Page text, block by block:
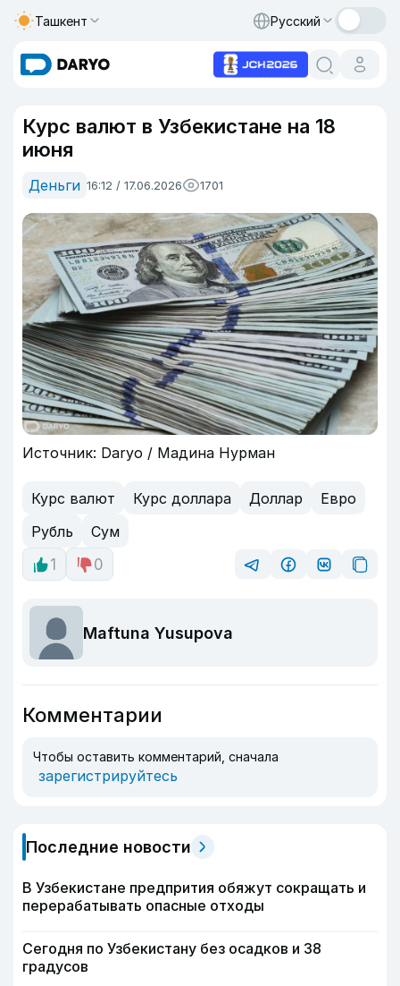
Ташкент Русский
Курс валют в Узбекистане на 18
июня
Деньги 16:12 / 17.06.2026 1701
Источник: Daryo / Мадина Нурман
Курс валют Курс доллара Доллар
Евро
Рубль
Сум
1
0
Maftuna Yusupova
Комментарии
Чтобы оставить комментарий, сначала
зарегистрируйтесь
Последние новости
В Узбекистане предпрития обяжут сокращать и
перерабатывать опасные отходы
Сегодня по Узбекистану без осадков и 38
градусов